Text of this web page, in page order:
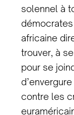
solennel à
africaine
trouver, à
pour se
contre les